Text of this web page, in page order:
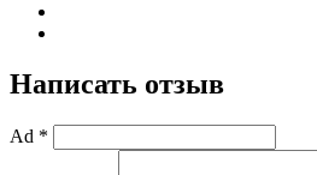
Написать отзыв
Ad *